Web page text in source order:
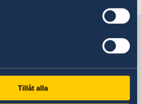
Tillåt alla